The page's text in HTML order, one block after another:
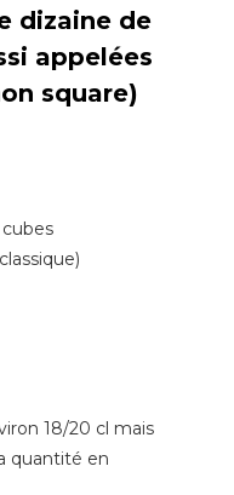
dizaine de
appelées
square)
18/20 cl mais
quantité en